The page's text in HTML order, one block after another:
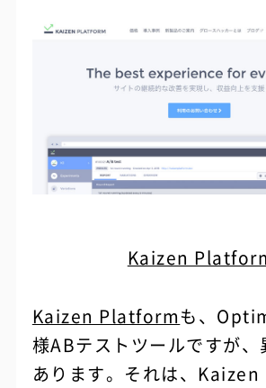
Kaizen
Kaizen Platformも、
様ABテストツールですが、
あります。それは、